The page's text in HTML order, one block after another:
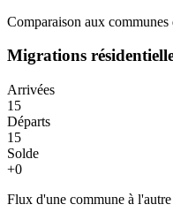
Comparaison aux communes
Migrations
Arrivées
15
Départs
15
Solde
+0
Flux d'une commune à